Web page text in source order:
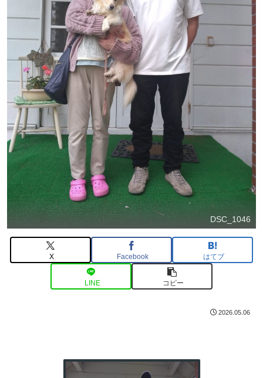
DSC_1046
X Facebook はてブ
LINE コピー
2026.05.06